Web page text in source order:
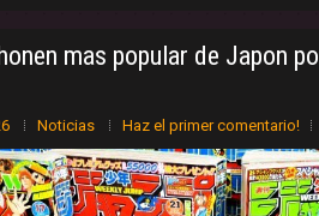
mas popular de Japon
Noticias Haz el primer comentario!